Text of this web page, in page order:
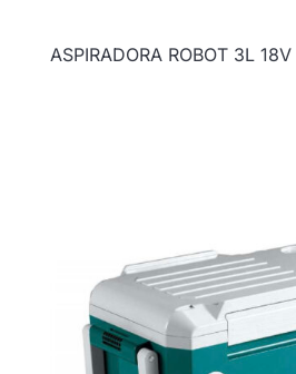
ASPIRADORA ROBOT 3L 18V